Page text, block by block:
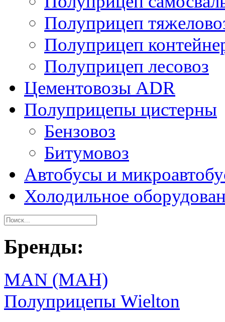
Полуприцеп
Полуприцеп
Полуприцеп лесовоз
Цементовозы ADR
Полуприцепы цистерны
Бензовоз
Битумовоз
Автобусы и
Холодильное
Бренды:
MAN (МАН)
Полуприцепы Wielton